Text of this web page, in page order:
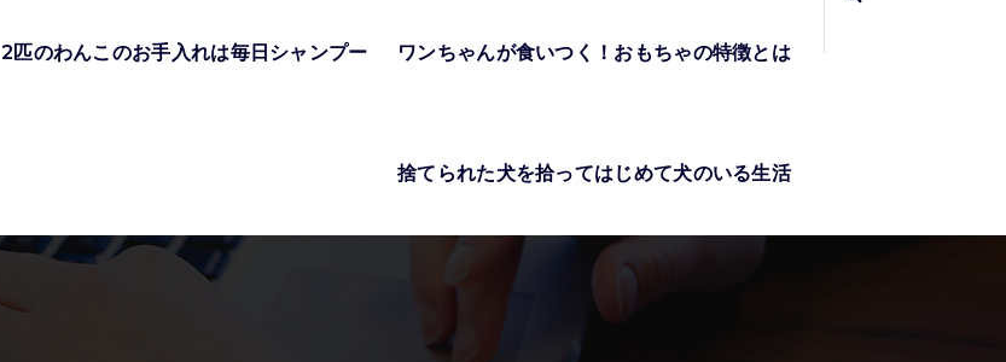
2匹のわんこのお手入れは毎日シャンプー ワンちゃんが食いつく！おもちゃの特徴とは
捨てられた犬を拾ってはじめて犬のいる生活